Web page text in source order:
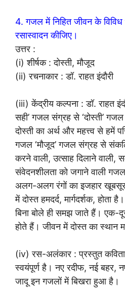
4. गजल में निहित जीवन के
रसास्वादन कीजिए।
उत्तर :
(i) शीर्षक : दोस्ती, मौजूद
(ii) रचनाकार : डॉ. राहत इंदौरी
(iii) केंद्रीय कल्पना : डॉ. राहत
सही’ गजल संग्रह से ‘दोस्ती’
दोस्ती का अर्थ और महत्त्व से हमें
गजल ‘मौजूद’ गजल संग्रह से
करने वाली, उत्साह दिलाने वाली,
संवेदनशीलता को जगाने वाली
अलग-अलग रंगों का इजहार
में दोस्त हमदर्द, मार्गदर्शक,
बिना बोले ही समझ जाते हैं।
होते हैं। जीवन में दोस्त का स्थान
(iv) रस-अलंकार : प्रस्तुत
स्वयंपूर्ण है। नए रदीफ, नई बहर,
जादू इन गजलों में बिखरा हुआ है।